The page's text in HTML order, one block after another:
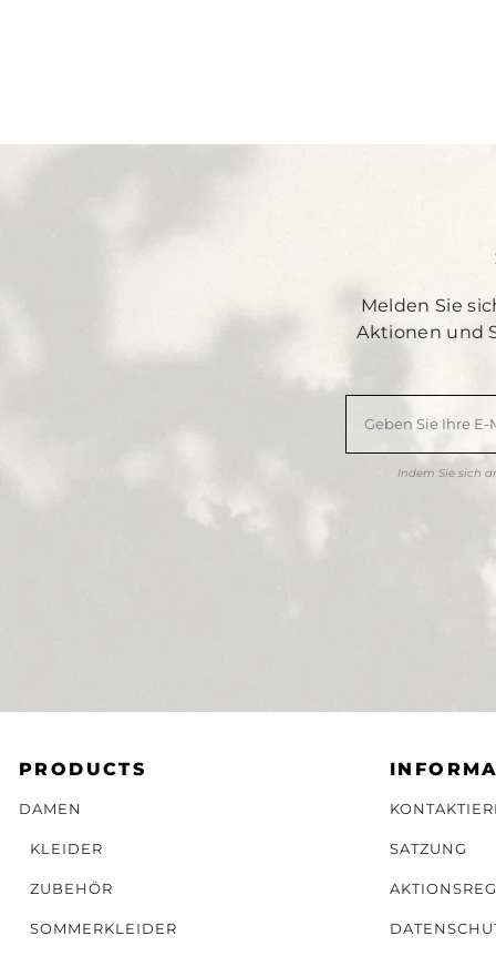
Melden Sie
Aktionen und
Indem Sie sich
PRODUCTS
DAMEN
KLEIDER
ZUBEHÖR
SOMMERKLEIDER
SATZUNG